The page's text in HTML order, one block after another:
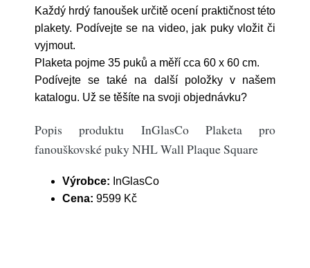
Každý hrdý fanoušek určitě ocení praktičnost této
plakety. Podívejte se na video, jak puky vložit či
vyjmout.
Plaketa pojme 35 puků a měří cca 60 x 60 cm.
Podívejte se také na další položky v našem
katalogu. Už se těšíte na svoji objednávku?
Popis produktu InGlasCo Plaketa pro
fanouškovské puky NHL Wall Plaque Square
Výrobce: InGlasCo
Cena: 9599 Kč